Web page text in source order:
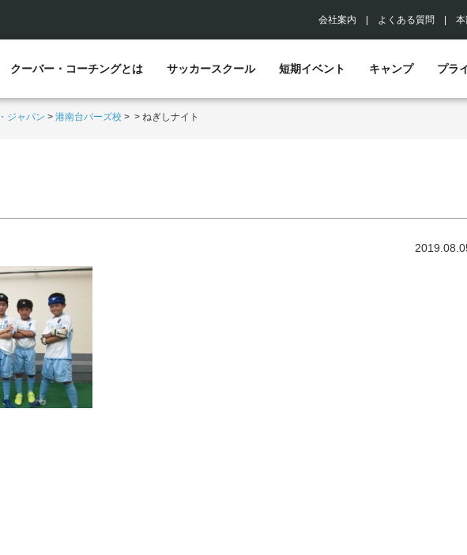
会社案内 よくある質問
クーバー・コーチングとは サッカースクール 短期イベント キャンプ プラ
ジャパン > 港南台バーズ校 > > ねぎしナイト